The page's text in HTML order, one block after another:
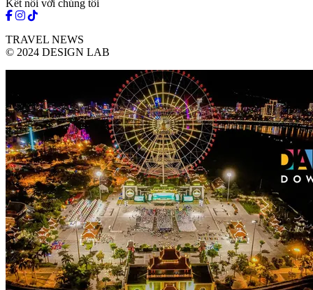
Kết nối với chúng tôi
TRAVEL NEWS
© 2024 DESIGN LAB